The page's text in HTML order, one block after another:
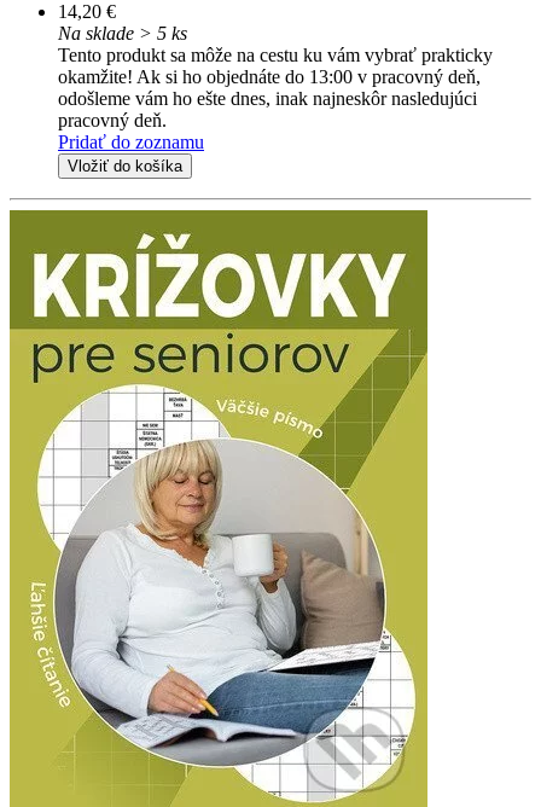
14,20 €
Na sklade > 5 ks
Tento produkt sa môže na cestu ku vám vybrať prakticky
okamžite! Ak si ho objednáte do 13:00 v pracovný deň,
odošleme vám ho ešte dnes, inak najneskôr nasledujúci
pracovný deň.
Pridať do zoznamu
Vložiť do košíka